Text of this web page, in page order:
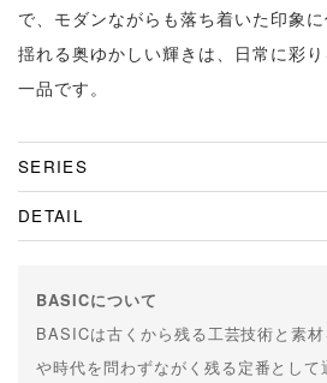
で、モダンながらも落ち着いた印象
揺れる奥ゆかしい輝きは、日常に彩
一品です。
SERIES
DETAIL
BASICについて
BASICは古くから残る工芸技術と素
や時代を問わずながく残る定番として